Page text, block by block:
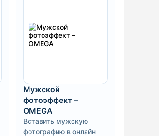
Мужской
фотоэффект –
OMEGA
Вставить мужскую
фотографию в онлайн